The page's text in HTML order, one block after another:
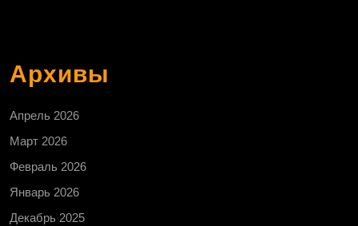
Архивы
Апрель 2026
Март 2026
Февраль 2026
Январь 2026
Декабрь 2025